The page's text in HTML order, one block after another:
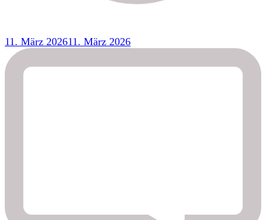
11. März 202611. März 2026